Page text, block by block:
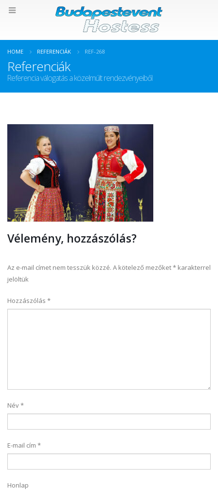
HOME REFERENCIÁK REF-268
Referenciák
Referencia válogatás a közelmúlt rendezvényeiből
Vélemény, hozzászólás?
Az e-mail címet nem tesszük közzé. A kötelező mezőket* karakterrel
jelöltük
Hozzászólás *
Név*
E-mail cím *
Honlap